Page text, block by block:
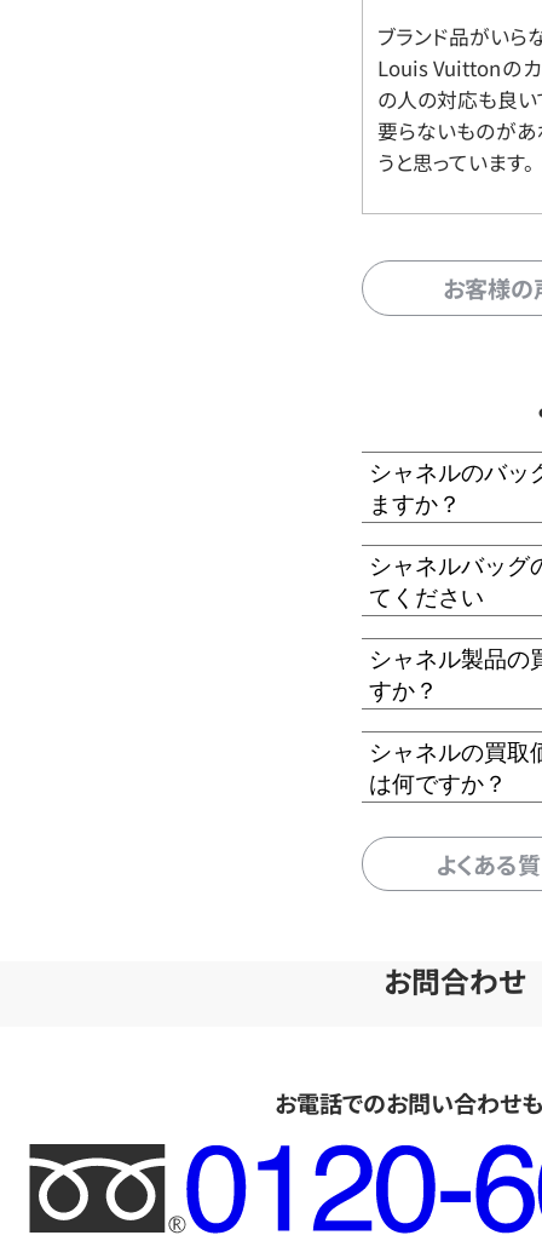
ブランド品がいら
Louis Vuittonの
の人の対応も良い
要らないものがあ
うと思っています。
お客様
シャネルのバッ
ますか？
シャネルバッグ
てください
シャネル製品の
すか？
シャネルの買取
は何ですか？
よくある
お問合わせ
お電話でのお問い合わせ
フ
リ